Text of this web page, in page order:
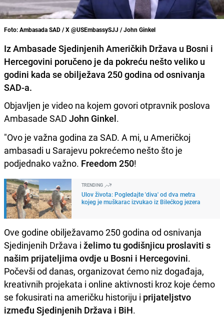
Foto: Ambasada SAD / X @USEmbassySJJ / John Ginkel
Iz Ambasade Sjedinjenih Američkih Država u Bosni i
Hercegovini poručeno je da pokreću nešto veliko u
godini kada se obilježava 250 godina od osnivanja
SAD-a.
Objavljen je video na kojem govori otpravnik poslova
Ambasade SAD John Ginkel.
"Ovo je važna godina za SAD. A mi, u Američkoj
ambasadi u Sarajevu pokrećemo nešto što je
podjednako važno. Freedom 250!
TRENDING
Ulov života: Pogledajte 'diva' od dva metra
kojeg je muškarac izvukao iz Bilećkog jezera
Ove godine obilježavamo 250 godina od osnivanja
Sjedinjenih Država i želimo tu godišnjicu proslaviti s
našim prijateljima ovdje u Bosni i Hercegovini.
Počevši od danas, organizovat ćemo niz događaja,
kreativnih projekata i online aktivnosti kroz koje ćemo
se fokusirati na američku historiju i prijateljstvo
između Sjedinjenih Država i BiH.